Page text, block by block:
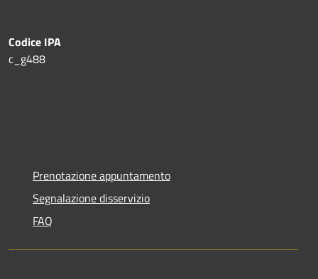
Codice IPA
c_g488
Prenotazione appuntamento
Segnalazione disservizio
FAQ